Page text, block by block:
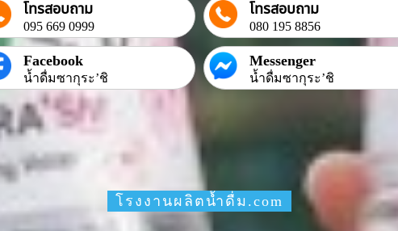
โทรสอบถาม
095 669 0999
โทรสอบถาม
080 195 8856
Facebook
น้ำดื่มซากุระ’ชิ
Messenger
น้ำดื่มซากุระ’ชิ
โรงงานผลิตน้ำดื่ม.com